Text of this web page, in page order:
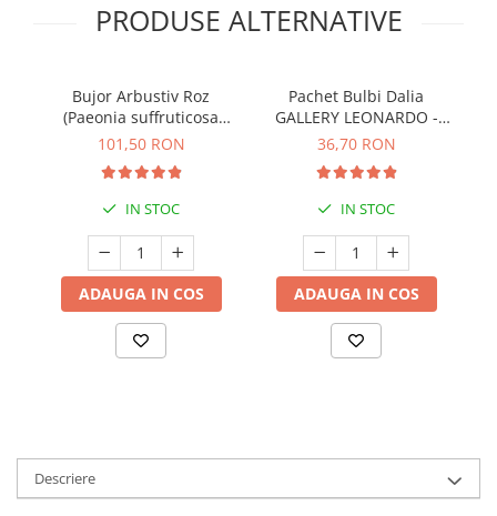
PRODUSE ALTERNATIVE
Bujor Arbustiv Roz
(Paeonia suffruticosa
Beautiful Pink) - Plantă
101,50 RON
IN STOC
ADAUGA IN COS
Pachet Bulbi Dalia
GALLERY LEONARDO -
Cod:103.505
36,70 RON
IN STOC
ADAUGA IN COS
Descriere